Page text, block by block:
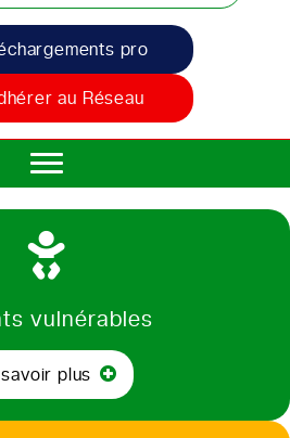
pro
au Réseau
vulnérables
savoir plus